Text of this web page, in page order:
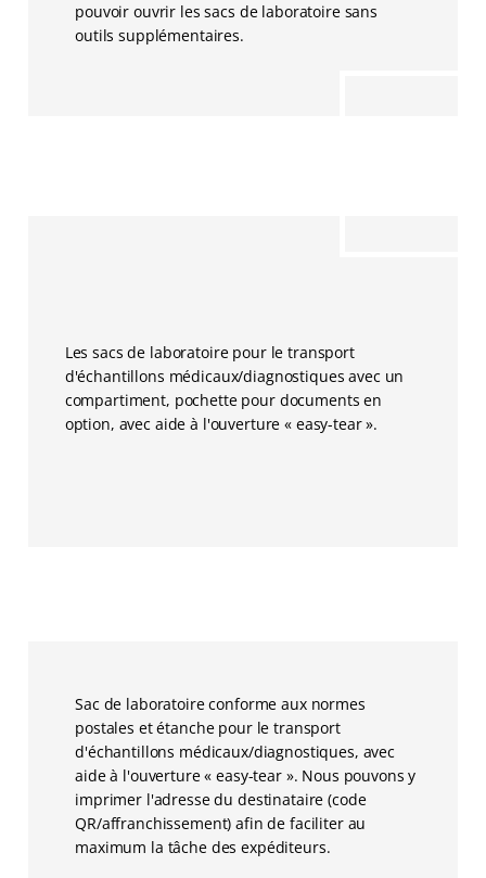
MENU
pouvoir ouvrir les sacs de laboratoire sans
outils supplémentaires.
Les sacs de laboratoire pour le transport
d'échantillons médicaux/diagnostiques avec un
compartiment, pochette pour documents en
option, avec aide à l'ouverture « easy-tear ».
Sac de laboratoire conforme aux normes
postales et étanche pour le transport
d'échantillons médicaux/diagnostiques, avec
aide à l'ouverture « easy-tear ». Nous pouvons y
imprimer l'adresse du destinataire (code
QR/affranchissement) afin de faciliter au
maximum la tâche des expéditeurs.